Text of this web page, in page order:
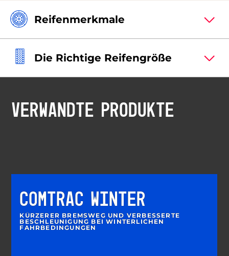
Reifenmerkmale
Die Richtige Reifengröße
VERWANDTE PRODUKTE
COMTRAC WINTER
KÜRZERER BREMSWEG UND VERBESSERTE
BESCHLEUNIGUNG BEI WINTERLICHEN
FAHRBEDINGUNGEN